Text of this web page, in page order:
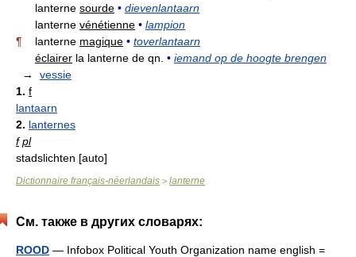
lanterne sourde • dievenlantaarn
lanterne vénétienne • lampion
¶
lanterne magique • toverlantaarn
éclairer la lanterne de qn. • iemand op de hoogte brengen
→ vessie
1. f
lantaarn
2. lanternes
f pl
stadslichten [auto]
Dictionnaire français-néerlandais > lanterne
См. также в других словарях:
ROOD — Infobox Political Youth Organization name english =